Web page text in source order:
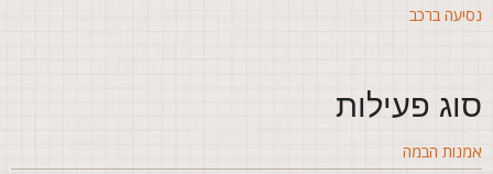
ברכב
פעילות
הבמה